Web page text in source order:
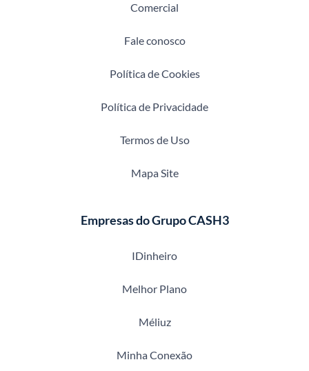
Comercial
Fale conosco
Política de Cookies
Política de Privacidade
Termos de Uso
Mapa Site
Empresas do Grupo CASH3
IDinheiro
Melhor Plano
Méliuz
Minha Conexão